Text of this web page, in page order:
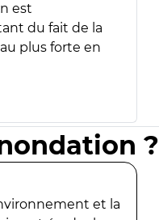
est
du fait de la
plus forte en
?
et la